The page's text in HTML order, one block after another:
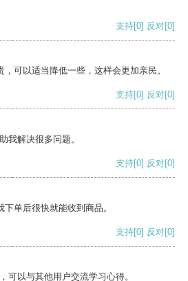
支持[0] 反对[0]
可以适当降低一些，这样会更加亲民。
支持[0] 反对[0]
我解决很多问题。
支持[0] 反对[0]
单后很快就能收到商品。
支持[0] 反对[0]
可以与其他用户交流学习心得。